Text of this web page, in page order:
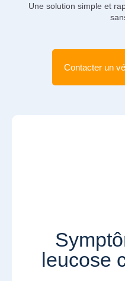
Une solution simple et
Contacter un
leucose